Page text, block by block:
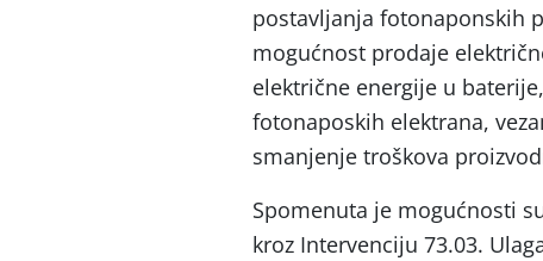
postavljanja fotonaponskih
mogućnost prodaje
električne energije u
fotonaposkih elektrana,
smanjenje troškova
Spomenuta je mogućnosti
kroz Intervenciju 73.03.